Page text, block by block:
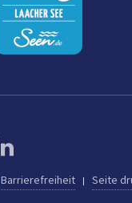
Barrierefreiheit Seite